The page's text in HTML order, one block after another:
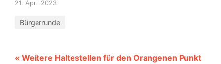
21. April 2023
Bürgerrunde
« Weitere Haltestellen für den Orangenen Punkt